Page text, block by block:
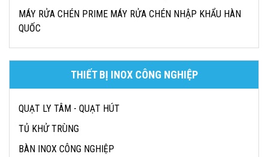
MÁY RỬA CHÉN PRIME MÁY RỬA CHÉN NHẬP KHẨU HÀN
QUỐC
THIẾT BỊ INOX CÔNG NGHIỆP
QUẠT LY TÂM - QUẠT HÚT
TỦ KHỬ TRÙNG
BÀN INOX CÔNG NGHIỆP